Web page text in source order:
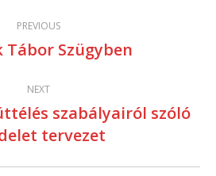
PREVIOUS
Previous
Tábor Szügyben
NEXT
Next
post:
szabályairól szóló
tervezet